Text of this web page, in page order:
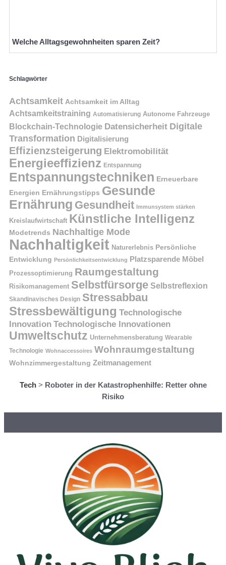
Welche Alltagsgewohnheiten sparen Zeit?
Schlagwörter
Achtsamkeit Achtsamkeit im Alltag
Achtsamkeitstraining Automatisierung Autonome Fahrzeuge
Blockchain-Technologie Datensicherheit Digitale
Transformation Digitalisierung
Effizienzsteigerung Elektromobilität
Energieeffizienz Entspannung
Entspannungstechniken Erneuerbare
Energien Ernährungstipps Gesunde
Ernährung Gesundheit Immunsystem stärken
Kreislaufwirtschaft Künstliche Intelligenz
Modetrends Nachhaltige Mode
Nachhaltigkeit Naturerlebnis Persönliche
Entwicklung Persönlichkeitsentwicklung Platzsparende Möbel
Prozessoptimierung Raumgestaltung
Risikomanagement Selbstfürsorge Selbstreflexion
Skandinavisches Design Stressabbau
Stressbewältigung Technologische
Innovation Technologische Innovationen
Umweltschutz Unternehmensberatung Wearable
Technologie Wohnaccessoires Wohnraumgestaltung
Wohnzimmergestaltung Zeitmanagement
Tech> Roboter in der Katastrophenhilfe: Retter ohne
Risiko